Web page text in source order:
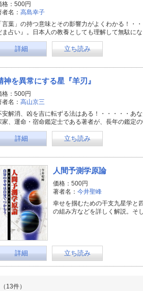
格：500円
者名： 高島幸子
「言葉」の持つ意味とその影響力がよくわかる！・
ま占い』。日本人の教養としても理解して無駄に
詳細 立ち読み
神を異常にする星『羊刃』
格：500円
者名： 高山京三
安解消、凶を吉に転ずる法はある！・・・・・あ
家、運命・宿命鑑定士である著者が、長年の鑑定
詳細 立ち読み
人間予測学原論
価格：500円
著者名： 今井聖峰
幸せを掴むための干支九星学と
の組み方などを詳しく解説。そ
詳細 立ち読み
（13件）